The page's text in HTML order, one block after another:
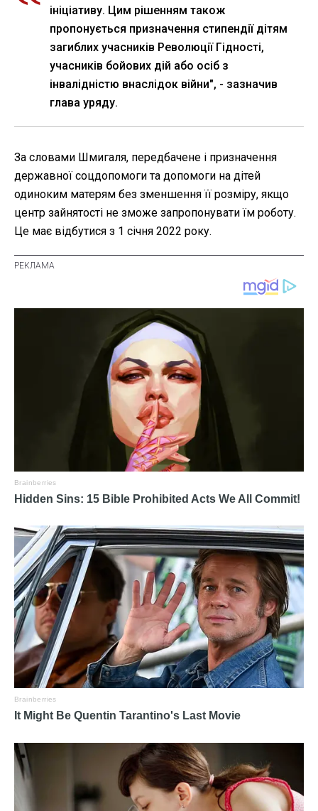
ініціативу. Цим рішенням також
пропонується призначення стипендії дітям
загиблих учасників Революції Гідності,
учасників бойових дій або осіб з
інвалідністю внаслідок війни", - зазначив
глава уряду.
За словами Шмигаля, передбачене і призначення
державної соцдопомоги та допомоги на дітей
одиноким матерям без зменшення її розміру, якщо
центр зайнятості не зможе запропонувати їм роботу.
Це має відбутися з 1 січня 2022 року.